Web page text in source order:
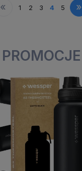
« 1 2 3 4 5 »
PROMOCJE